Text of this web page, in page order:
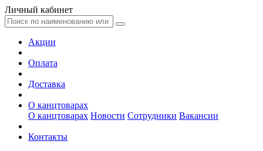
Личный кабинет
Акции
Оплата
Доставка
О канцтоварах
О канцтоварах Новости Сотрудники Вакансии
Контакты